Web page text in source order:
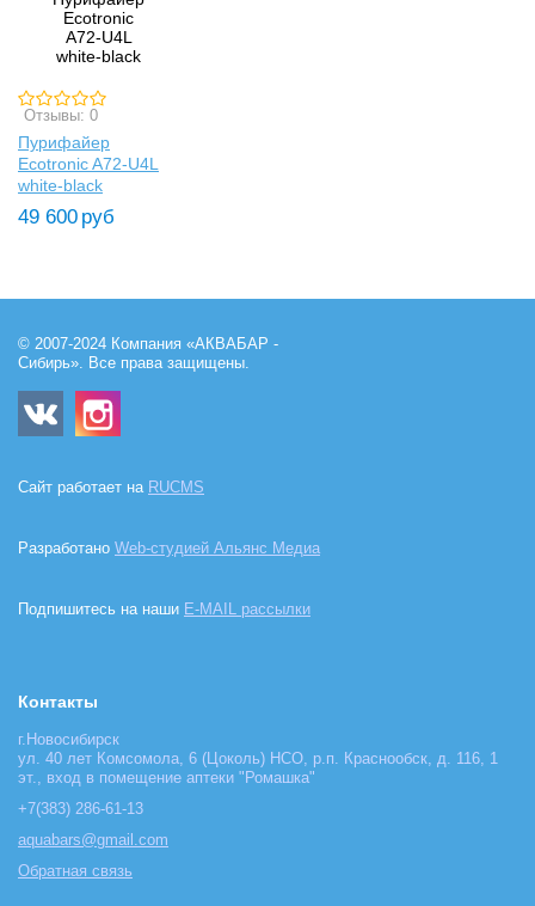
Отзывы: 0
Пурифайер
Ecotronic A72-U4L
white-black
49 600 руб
© 2007-2024 Компания «АКВАБАР -
Сибирь». Все права защищены.
Сайт работает на RUCMS
Разработано Web-студией Альянс Медиа
Подпишитесь на наши E-MAIL рассылки
Контакты
г.Новосибирск
ул. 40 лет Комсомола, 6 (Цоколь) НСО, р.п. Краснообск, д. 116, 1
эт., вход в помещение аптеки "Ромашка"
+7(383) 286-61-13
aquabars@gmail.com
Обратная связь